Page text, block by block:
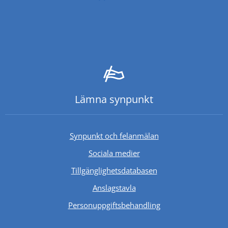
Lämna synpunkt
Synpunkt och felanmälan
Sociala medier
TillgänglighetsdatabasenLänk till annan
Anslagstavla
Personuppgiftsbehandling